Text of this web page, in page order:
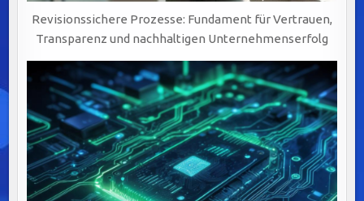
Revisionssichere Prozesse: Fundament für Vertrauen,
Transparenz und nachhaltigen Unternehmenserfolg